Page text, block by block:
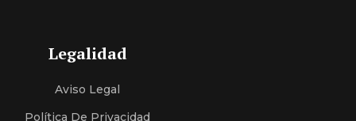
Legalidad
Aviso Legal
Política De Privacidad